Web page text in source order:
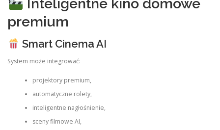
Inteligentne kino domowe
premium
Smart Cinema AI
System może integrować:
projektory premium,
automatyczne rolety,
inteligentne nagłośnienie,
sceny filmowe AI,